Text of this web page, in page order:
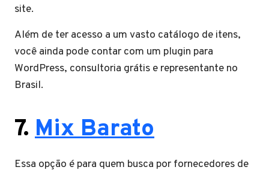
site.
Além de ter acesso a um vasto catálogo de itens,
você ainda pode contar com um plugin para
WordPress, consultoria grátis e representante no
Brasil.
7. Mix Barato
Essa opção é para quem busca por fornecedores de